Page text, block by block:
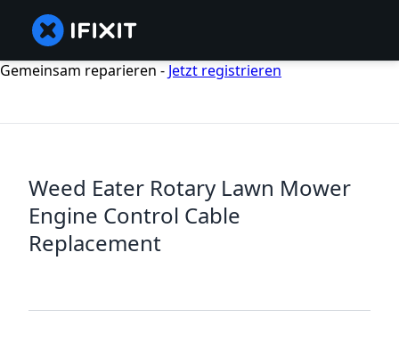
Gemeinsam reparieren - Jetzt registrieren
Weed Eater Rotary Lawn Mower
Engine Control Cable
Replacement